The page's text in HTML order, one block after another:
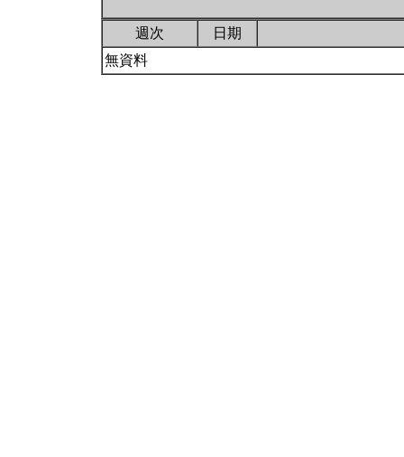
週次
日期
無資料